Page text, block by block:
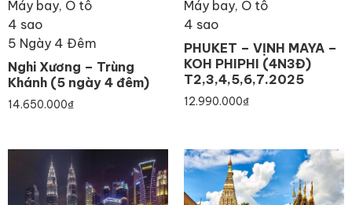
Máy bay, Ô tô
4 sao
5 Ngày 4 Đêm
Nghi Xương – Trùng
Khánh (5 ngày 4 đêm)
14.650.000₫
Máy bay, Ô tô
4 sao
PHUKET – VỊNH MAYA –
KOH PHIPHI (4N3Đ)
T2,3,4,5,6,7.2025
12.990.000₫